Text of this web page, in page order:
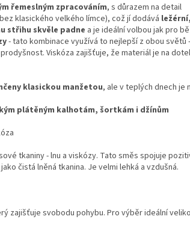
řemeslným zpracováním, s důrazem na detail
klasického velkého límce), což jí dodává
střihu skvěle padne a je ideální volbou jak pro
- tato kombinace využívá to nejlepší z obou
Viskóza zajišťuje, že materiál je na
klasickou manžetou, ale v teplých dnech je
plátěným kalhotám, šortkám i džínům
tkaniny - lnu a viskózy. Tato směs spojuje
čistá lněná tkanina. Je velmi lehká a vzdušná.
zajišťuje svobodu pohybu. Pro výběr ideální